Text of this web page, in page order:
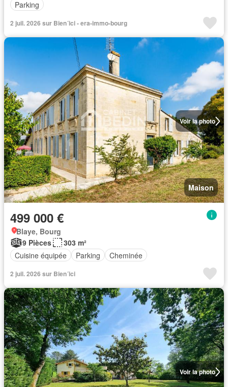
Parking
2 juil. 2026 sur Bien´ici - era-immo-bourg
Voir la photo
Maison
499 000 €
Blaye, Bourg
9 Pièces
303 m²
Cuisine équipée
Parking Cheminée
2 juil. 2026 sur Bien´ici
Voir la photo